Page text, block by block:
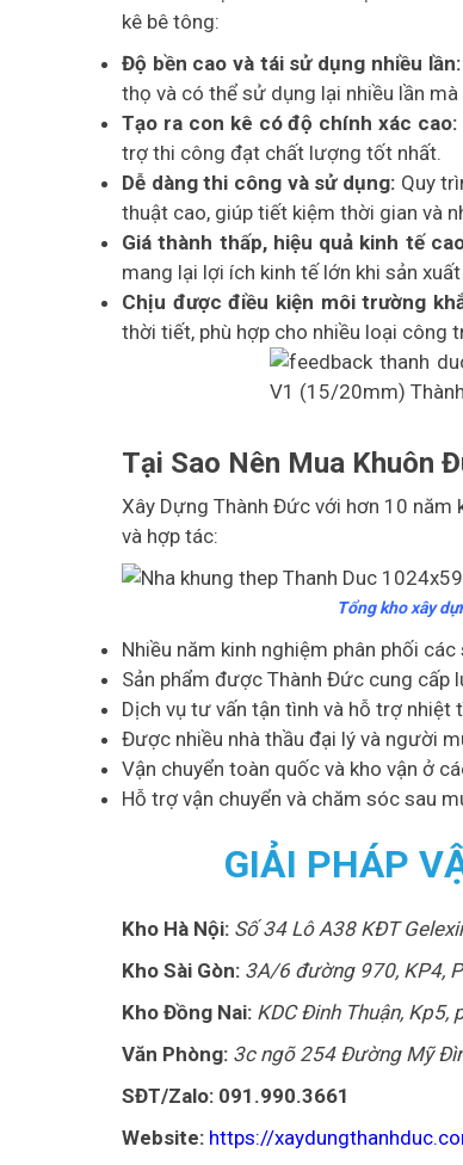
kê bê tông:
Độ bền cao và tái sử dụng nhiều lần:
thọ và có thể sử dụng lại nhiều lần
Tạo ra con kê có độ chính xác cao:
trợ thi công đạt chất lượng tốt nhất.
Dễ dàng thi công và sử dụng: Quy
thuật cao, giúp tiết kiệm thời gian và
Giá thành thấp, hiệu quả kinh tế
mang lại lợi ích kinh tế lớn khi sản
Chịu được điều kiện môi trường
thời tiết, phù hợp cho nhiều loại công
Tại Sao Nên Mua Khuôn
Xây Dựng Thành Đức với hơn 10
và hợp tác:
Tổng kho xây
Nhiều năm kinh nghiệm phân phối
Sản phẩm được Thành Đức cung cấp
Dịch vụ tư vấn tận tình và hỗ trợ nhiệt
Được nhiều nhà thầu đại lý và người
Vận chuyển toàn quốc và kho vận ở
Hỗ trợ vận chuyển và chăm sóc sau
GIẢI PHÁP
Kho Hà Nội: Số 34 Lô A38 KĐT
Kho Sài Gòn: 3A/6 đường 970, KP4,
Kho Đồng Nai: KDC Đinh Thuận, Kp5,
Văn Phòng: 3c ngõ 254 Đường Mỹ
SĐT/Zalo: 091.990.3661
Website: https://